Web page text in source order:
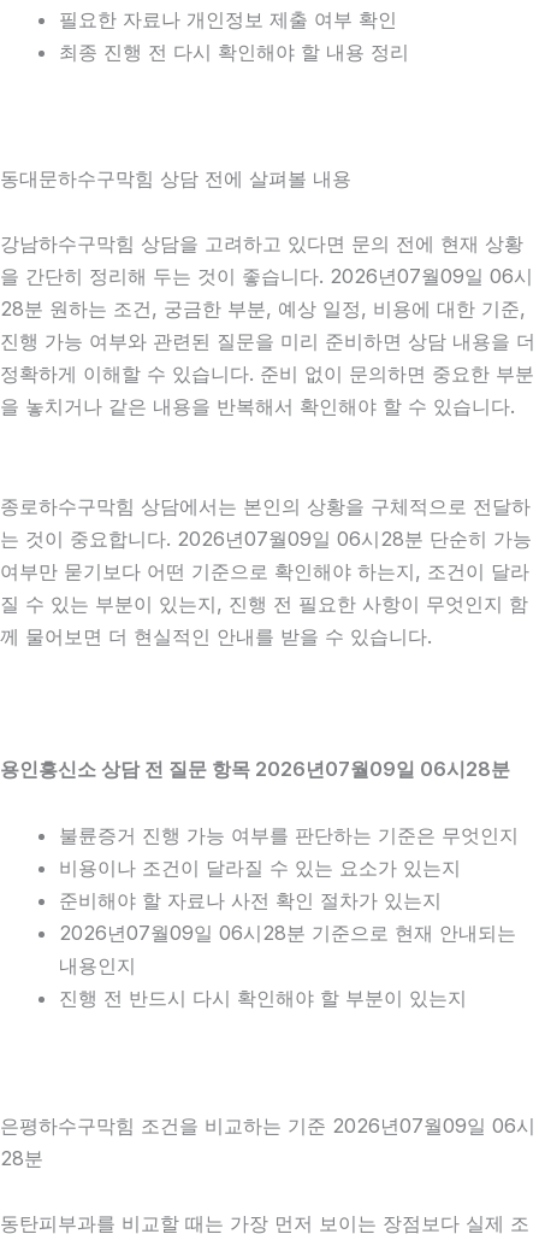
필요한 자료나 개인정보 제출 여부 확인
최종 진행 전 다시 확인해야 할 내용 정리
동대문하수구막힘 상담 전에 살펴볼 내용
강남하수구막힘 상담을 고려하고 있다면 문의 전에 현재 상황
을 간단히 정리해 두는 것이 좋습니다. 2026년07월09일 06시
28분 원하는 조건, 궁금한 부분, 예상 일정, 비용에 대한 기준,
진행 가능 여부와 관련된 질문을 미리 준비하면 상담 내용을 더
정확하게 이해할 수 있습니다. 준비 없이 문의하면 중요한 부분
을 놓치거나 같은 내용을 반복해서 확인해야 할 수 있습니다.
종로하수구막힘 상담에서는 본인의 상황을 구체적으로 전달하
는 것이 중요합니다. 2026년07월09일 06시28분 단순히 가능
여부만 묻기보다 어떤 기준으로 확인해야 하는지, 조건이 달라
질 수 있는 부분이 있는지, 진행 전 필요한 사항이 무엇인지 함
께 물어보면 더 현실적인 안내를 받을 수 있습니다.
용인흥신소 상담 전 질문 항목 2026년07월09일 06시28분
불륜증거 진행 가능 여부를 판단하는 기준은 무엇인지
비용이나 조건이 달라질 수 있는 요소가 있는지
준비해야 할 자료나 사전 확인 절차가 있는지
2026년07월09일 06시28분 기준으로 현재 안내되는
내용인지
진행 전 반드시 다시 확인해야 할 부분이 있는지
은평하수구막힘 조건을 비교하는 기준 2026년07월09일 06시
28분
동탄피부과를 비교할 때는 가장 먼저 보이는 장점보다 실제 조